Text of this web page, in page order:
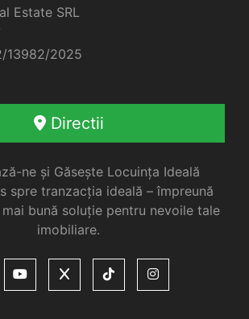
Estate SRL
13982/2025
Directii
ne și Găsește Locuința Ideală
spre tranzacția ideală – împreună
bună soluție pentru nevoile tale
imobiliare.